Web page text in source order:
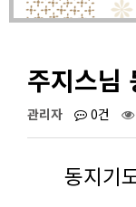
주지스님
관리자 0건
동지기